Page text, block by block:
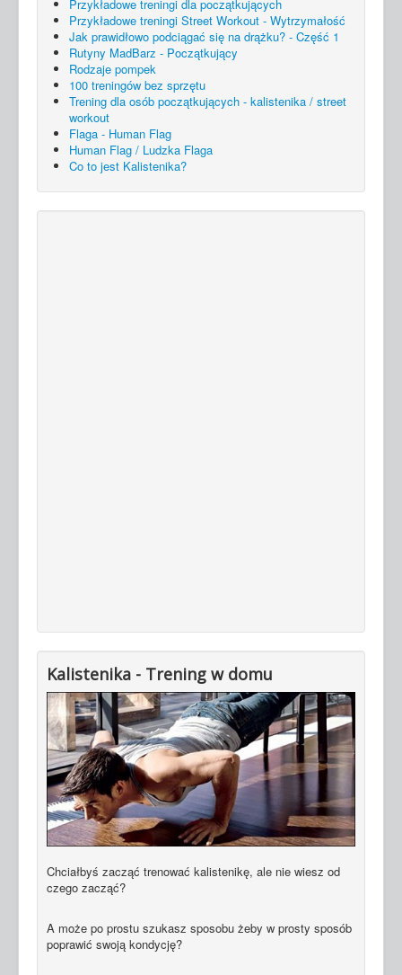
Przykładowe treningi dla początkujących
Przykładowe treningi Street Workout - Wytrzymałość
Jak prawidłowo podciągać się na drążku? - Część 1
Rutyny MadBarz - Początkujący
Rodzaje pompek
100 treningów bez sprzętu
Trening dla osób początkujących - kalistenika / street
workout
Flaga - Human Flag
Human Flag / Ludzka Flaga
Co to jest Kalistenika?
Kalistenika - Trening w domu
Chciałbyś zacząć trenować kalistenikę, ale nie wiesz od
czego zacząć?
A może po prostu szukasz sposobu żeby w prosty sposób
poprawić swoją kondycję?